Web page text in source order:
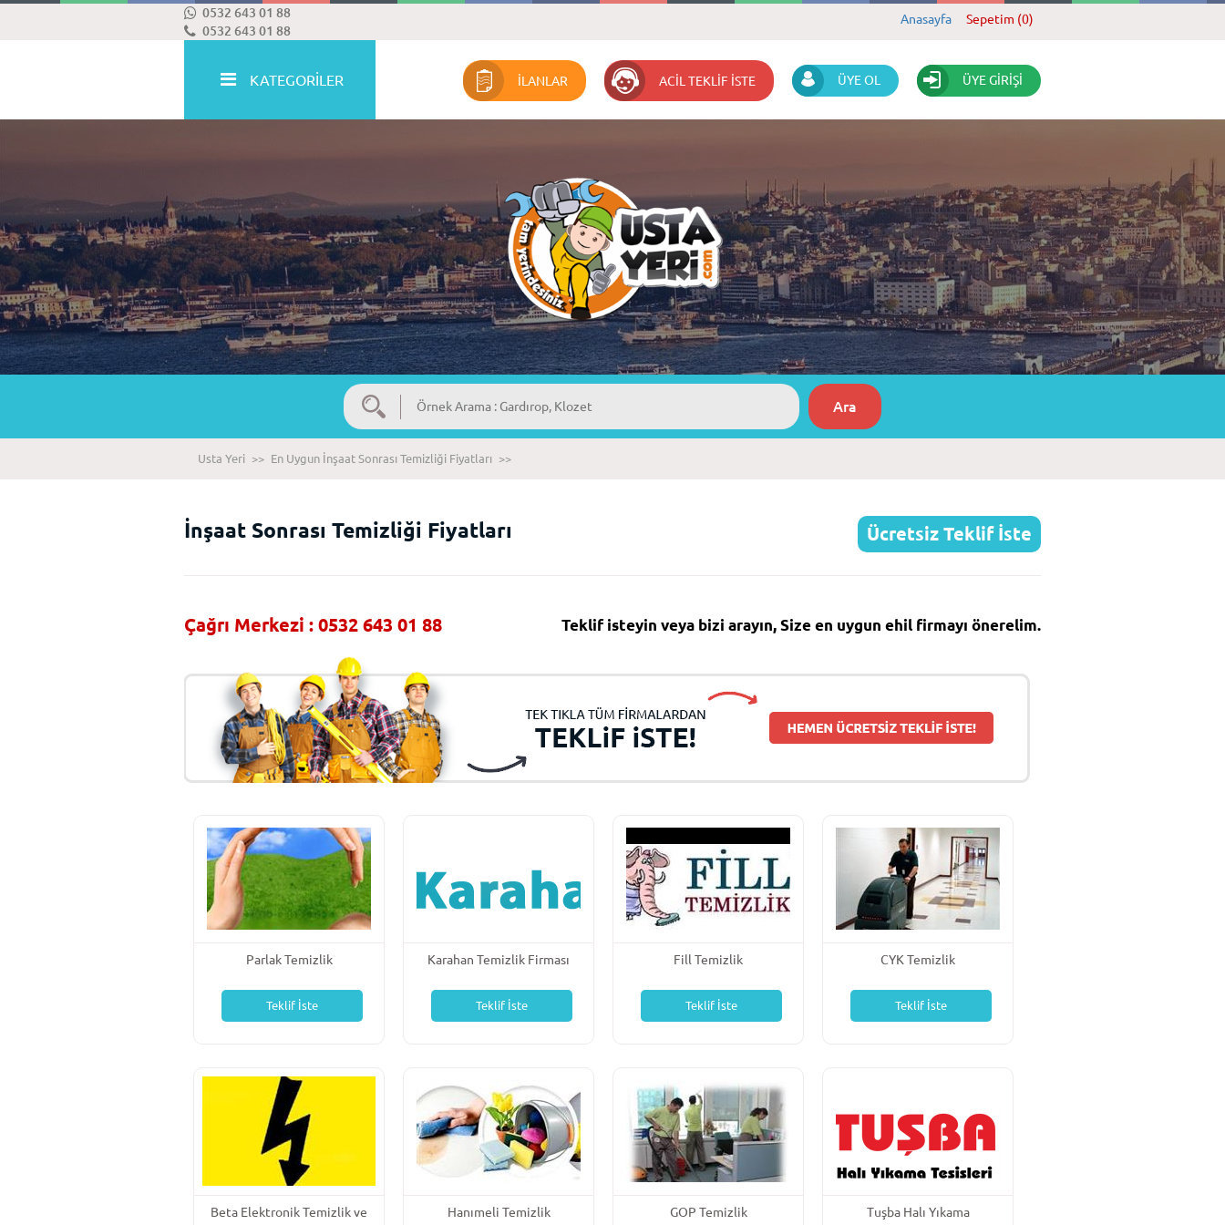
0532 643 01 88
0532 643 01 88
Anasayfa Sepetim (0)
KATEGORİLER İLANLAR ACİL TEKLİF İSTE ÜYE OL ÜYE GİRİŞİ
Usta Yeri >> En Uygun İnşaat Sonrası Temizliği Fiyatları >>
İnşaat Sonrası Temizliği Fiyatları Ücretsiz Teklif İste
Çağrı Merkezi : 0532 643 01 88 Teklif isteyin veya bizi arayın, Size en uygun ehil firmayı önerelim.
Parlak Temizlik
Teklif İste
Karahan Temizlik Firması
Teklif İste
Fill Temizlik
Teklif İste
CYK Temizlik
Teklif İste
Beta Elektronik Temizlik ve
Hanımeli Temizlik GOP Temizlik Tuşba Halı Yıkama